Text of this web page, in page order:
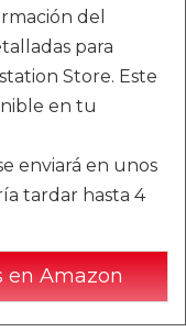
del
para
Store. Este
en tu
enviará en unos
tardar hasta 4
en Amazon